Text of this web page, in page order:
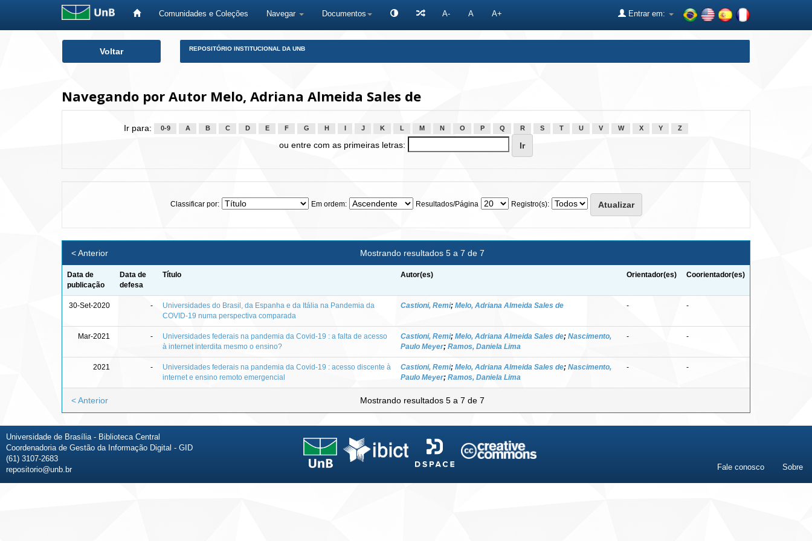
Comunidades e Coleções Navegar Documentos A- A A+ Entrar em:
Voltar REPOSITÓRIO INSTITUCIONAL DA UNB
Navegando por Autor Melo, Adriana Almeida Sales de
Ir para: 0-9 A B C D E F G H J K L M N O P Q R S T U V W X Y Z
ou entre com as primeiras letras:
Classificar por: Em ordem: Resultados/Página Registro(s):
Mostrando resultados 5 a 7 de 7
< Anterior
Data de
publicação
Data de
defesa
Título Autor(es) Orientador(es) Coorientador(es)
30-Set-2020 -
Universidades do Brasil, da Espanha e da Itália na Pandemia da
COVID-19 numa perspectiva comparada
Castioni, Remi; Melo, Adriana Almeida Sales de - -
Mar-2021 -
Universidades federais na pandemia da Covid-19 : a falta de acesso
à internet interdita mesmo o ensino?
Castioni, Remi; Melo, Adriana Almeida Sales de; Nascimento,
Paulo Meyer; Ramos, Daniela Lima
- -
2021 -
Universidades federais na pandemia da Covid-19 : acesso discente à
internet e ensino remoto emergencial
Castioni, Remi; Melo, Adriana Almeida Sales de; Nascimento,
Paulo Meyer; Ramos, Daniela Lima
- -
Mostrando resultados 5 a 7 de 7
< Anterior
Universidade de Brasília - Biblioteca Central
Coordenadoria de Gestão da Informação Digital - GID
(61) 3107-2683
repositorio@unb.br
Fale conosco Sobre